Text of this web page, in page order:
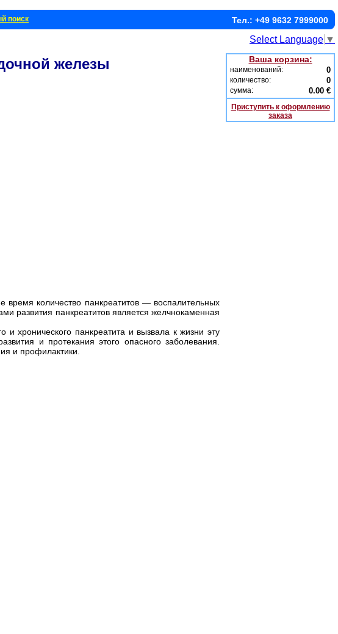
поиск Тел.: +49 9632 7999000
Select Language ▼
железы
время количество панкреатитов — воспалительных
развития панкреатитов является желчнокаменная
хронического панкреатита и вызвала к жизни эту
и протекания этого опасного заболевания.
и профилактики.
Ваша корзина:
наименований: 0
количество: 0
сумма: 0.00 €
Приступить к оформлению
заказа